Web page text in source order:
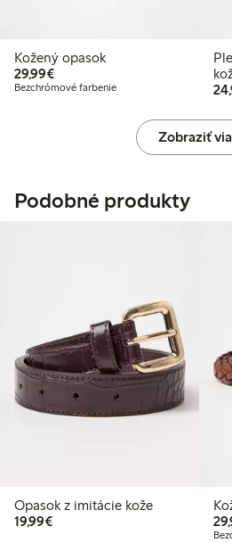
Kožený opasok
29,99€29,99 €
Bezchrómové farbenie
Zobraziť
Podobné produkty
Opasok z imitácie kože
19,99€19,99 €